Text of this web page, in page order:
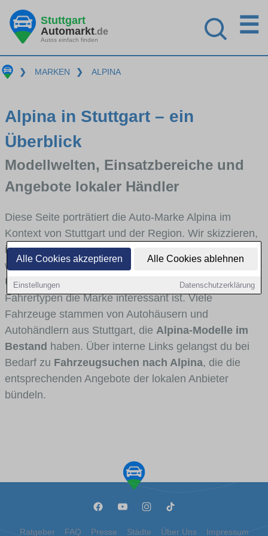
Alle Cookies akzeptieren Alle Cookies ablehnen
Einstellungen Datenschutzerklärung
Stuttgart
Automarkt.de
Autos einfach finden
☰
❯ MARKEN ❯ ALPINA
Alpina in Stuttgart – ein
Überblick
Modellwelten, Einsatzbereiche und
Angebote lokaler Händler
Diese Seite porträtiert die Auto-Marke Alpina im
Kontext von Stuttgart und der Region. Wir skizzieren,
in welchen Fahrzeugklassen Alpina stark vertreten ist,
welche Modellreihen häufig im Stadt- und
Umlandverkehr zu sehen sind und für welche
Fahrertypen die Marke interessant ist. Viele
Fahrzeuge stammen von Autohäusern und
Autohändlern aus Stuttgart, die Alpina-Modelle im
Bestand haben. Über interne Links gelangst du bei
Bedarf zu Fahrzeugsuchen nach Alpina, die die
entsprechenden Angebote der lokalen Anbieter
bündeln.
Ratgeber FAQ Presse Städte Über Uns Impressum